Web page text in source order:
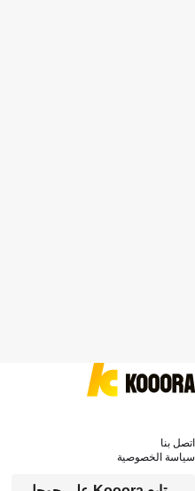
اتصل بنا
سياسة الخصوصية